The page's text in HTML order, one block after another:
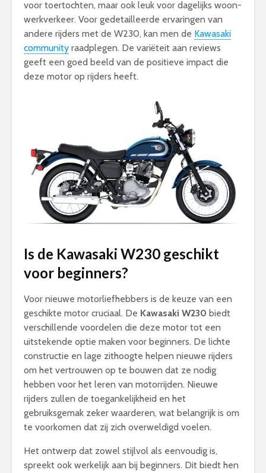
voor toertochten, maar ook leuk voor dagelijks woon-
werkverkeer. Voor gedetailleerde ervaringen van
andere rijders met de W230, kan men de Kawasaki
community raadplegen. De variëteit aan reviews
geeft een goed beeld van de positieve impact die
deze motor op rijders heeft.
Is de Kawasaki W230 geschikt
voor beginners?
Voor nieuwe motorliefhebbers is de keuze van een
geschikte motor cruciaal. De Kawasaki W230 biedt
verschillende voordelen die deze motor tot een
uitstekende optie maken voor beginners. De lichte
constructie en lage zithoogte helpen nieuwe rijders
om het vertrouwen op te bouwen dat ze nodig
hebben voor het leren van motorrijden. Nieuwe
rijders zullen de toegankelijkheid en het
gebruiksgemak zeker waarderen, wat belangrijk is om
te voorkomen dat zij zich overweldigd voelen.
Het ontwerp dat zowel stijlvol als eenvoudig is,
spreekt ook werkelijk aan bij beginners. Dit biedt hen